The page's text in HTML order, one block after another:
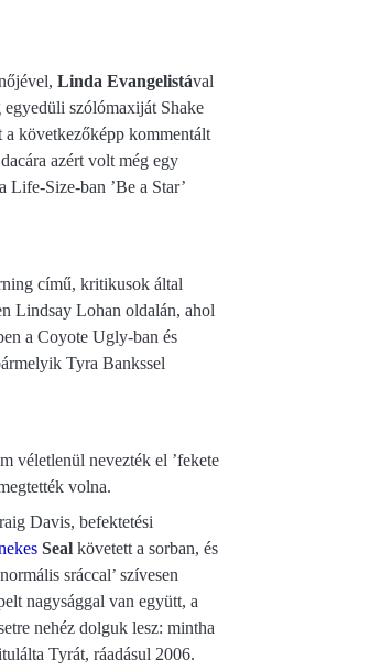
Linda Evangelistával
szólómaxiját Shake
a következőképp kommentált
azért volt még egy
Size-ban ’Be a Star’
című, kritikusok által
Lindsay Lohan oldalán, ahol
a Coyote Ugly-ban és
Tyra Bankssel
véletlenül nevezték el ’fekete
volna.
Davis, befektetési
Seal követett a sorban, és
sráccal’ szívesen
nagysággal van együtt, a
nehéz dolguk lesz: mintha
Tyrát, ráadásul 2006.